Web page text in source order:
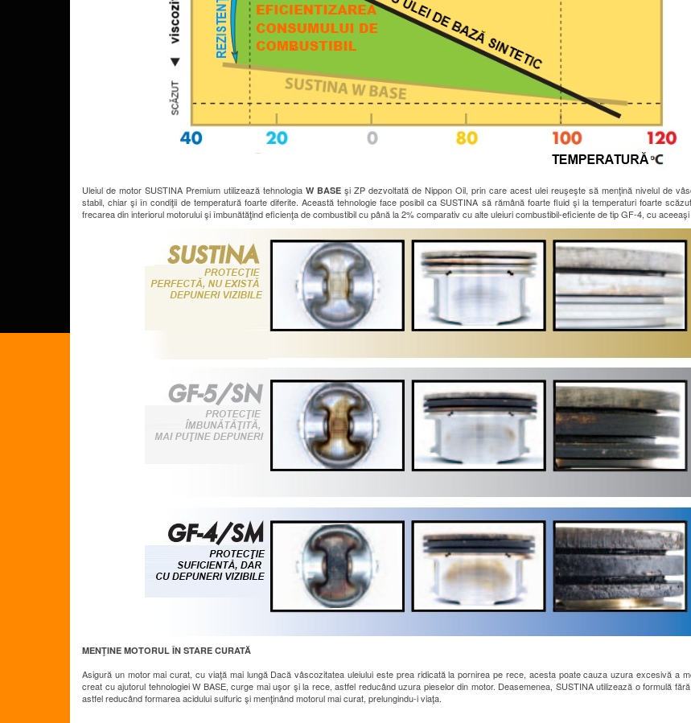
Uleiul de motor SUSTINA Premium utilizează tehnologia W BASEşi ZP dezvoltată de Nippon Oil, prin care acest ulei reuşeşte să menţină nivelul de
stabil, chiar şi în condiţii de temperatură foarte diferite. Această tehnologie face posibil ca SUSTINA să rămână foarte fluid şi la temperaturi foarte
frecarea din interiorul motorului şi îmbunătăţind eficienţa de combustibil cu până la 2% comparativ cu alte uleiuri combustibil-eficiente de tip GF-4, cu
MENŢINE MOTORUL ÎN STARE CURATĂ
Asigură un motor mai curat, cu viaţă mai lungă Dacă vâscozitatea uleiului este prea ridicată la pornirea pe rece, acesta poate cauza uzura excesivă a
creat cu ajutorul tehnologiei W BASE, curge mai uşor şi la rece, astfel reducând uzura pieselor din motor. Deasemenea, SUSTINA utilizează o formulă
astfel reducând formarea acidului sulfuric şi menţinând motorul mai curat, prelungindu-i viaţa.